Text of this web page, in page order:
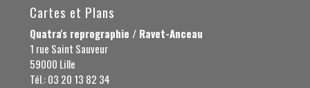
Cartes et Plans
Quatra's reprographie / Ravet-Anceau
1 rue Saint Sauveur
59000 Lille
Tél.: 03 20 13 82 34